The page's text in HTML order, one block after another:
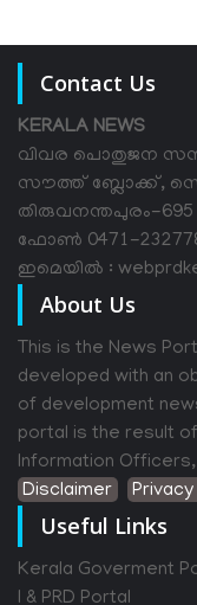
Contact Us
KERALA NEWS
വിവര പൊതുജന
സൗത്ത് ബ്ലോക്ക്,
തിരുവനന്തപുരം-695
ഫോൺ 0471-
ഇമെയിൽ :
About Us
This is the News
developed with an
of development
portal is the result
Information Officers,
Disclaimer
Useful Links
Kerala Goverment
I & PRD Portal